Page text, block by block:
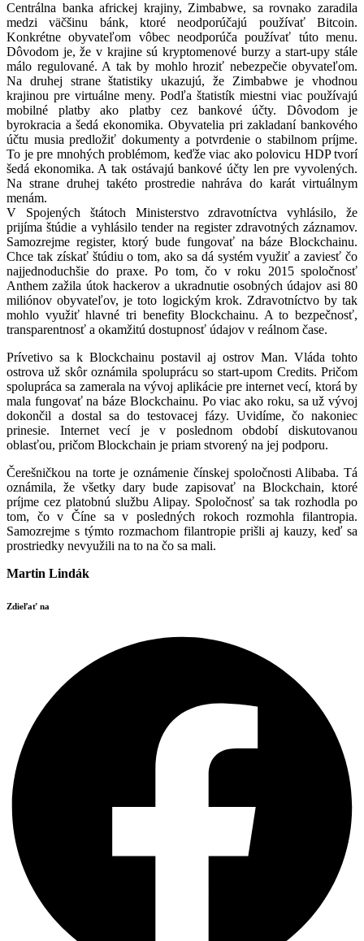
Centrálna banka africkej krajiny, Zimbabwe, sa rovnako zaradila
medzi väčšinu bánk, ktoré neodporúčajú používať Bitcoin.
Konkrétne obyvateľom vôbec neodporúča používať túto menu.
Dôvodom je, že v krajine sú kryptomenové burzy a start-upy stále
málo regulované. A tak by mohlo hroziť nebezpečie obyvateľom.
Na druhej strane štatistiky ukazujú, že Zimbabwe je vhodnou
krajinou pre virtuálne meny. Podľa štatistík miestni viac používajú
mobilné platby ako platby cez bankové účty. Dôvodom je
byrokracia a šedá ekonomika. Obyvatelia pri zakladaní bankového
účtu musia predložiť dokumenty a potvrdenie o stabilnom príjme.
To je pre mnohých problémom, keďže viac ako polovicu HDP tvorí
šedá ekonomika. A tak ostávajú bankové účty len pre vyvolených.
Na strane druhej takéto prostredie nahráva do karát virtuálnym
menám.
V Spojených štátoch Ministerstvo zdravotníctva vyhlásilo, že
prijíma štúdie a vyhlásilo tender na register zdravotných záznamov.
Samozrejme register, ktorý bude fungovať na báze Blockchainu.
Chce tak získať štúdiu o tom, ako sa dá systém využiť a zaviesť čo
najjednoduchšie do praxe. Po tom, čo v roku 2015 spoločnosť
Anthem zažila útok hackerov a ukradnutie osobných údajov asi 80
miliónov obyvateľov, je toto logickým krok. Zdravotníctvo by tak
mohlo využiť hlavné tri benefity Blockchainu. A to bezpečnosť,
transparentnosť a okamžitú dostupnosť údajov v reálnom čase.
Prívetivo sa k Blockchainu postavil aj ostrov Man. Vláda tohto
ostrova už skôr oznámila spoluprácu so start-upom Credits. Pričom
spolupráca sa zamerala na vývoj aplikácie pre internet vecí, ktorá by
mala fungovať na báze Blockchainu. Po viac ako roku, sa už vývoj
dokončil a dostal sa do testovacej fázy. Uvidíme, čo nakoniec
prinesie. Internet vecí je v poslednom období diskutovanou
oblasťou, pričom Blockchain je priam stvorený na jej podporu.
Čerešničkou na torte je oznámenie čínskej spoločnosti Alibaba. Tá
oznámila, že všetky dary bude zapisovať na Blockchain, ktoré
príjme cez platobnú službu Alipay. Spoločnosť sa tak rozhodla po
tom, čo v Číne sa v posledných rokoch rozmohla filantropia.
Samozrejme s týmto rozmachom filantropie prišli aj kauzy, keď sa
prostriedky nevyužili na to na čo sa mali.
Martin Lindák
Zdieľať na